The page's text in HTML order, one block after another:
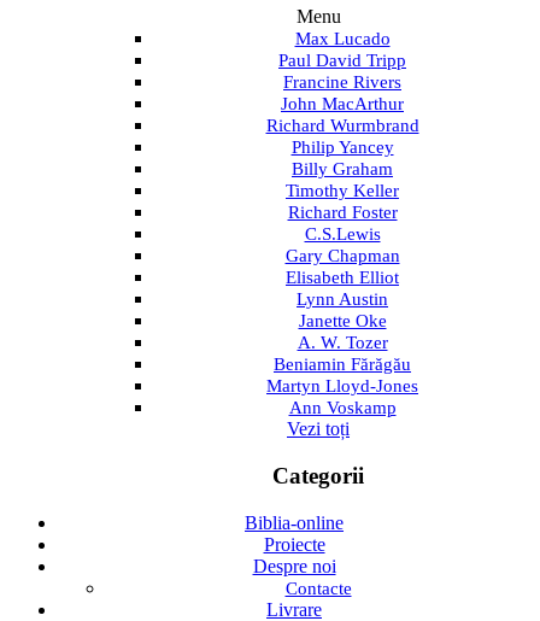
Menu
Max Lucado
Paul David Tripp
Francine Rivers
John MacArthur
Richard Wurmbrand
Philip Yancey
Billy Graham
Timothy Keller
Richard Foster
C.S.Lewis
Gary Chapman
Elisabeth Elliot
Lynn Austin
Janette Oke
A. W. Tozer
Beniamin Fărăgău
Martyn Lloyd-Jones
Ann Voskamp
Vezi toți
Categorii
Biblia-online
Proiecte
Despre noi
Contacte
Livrare